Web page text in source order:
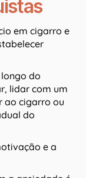
em cigarro e
do
lidar com um
ao cigarro ou
do
e a